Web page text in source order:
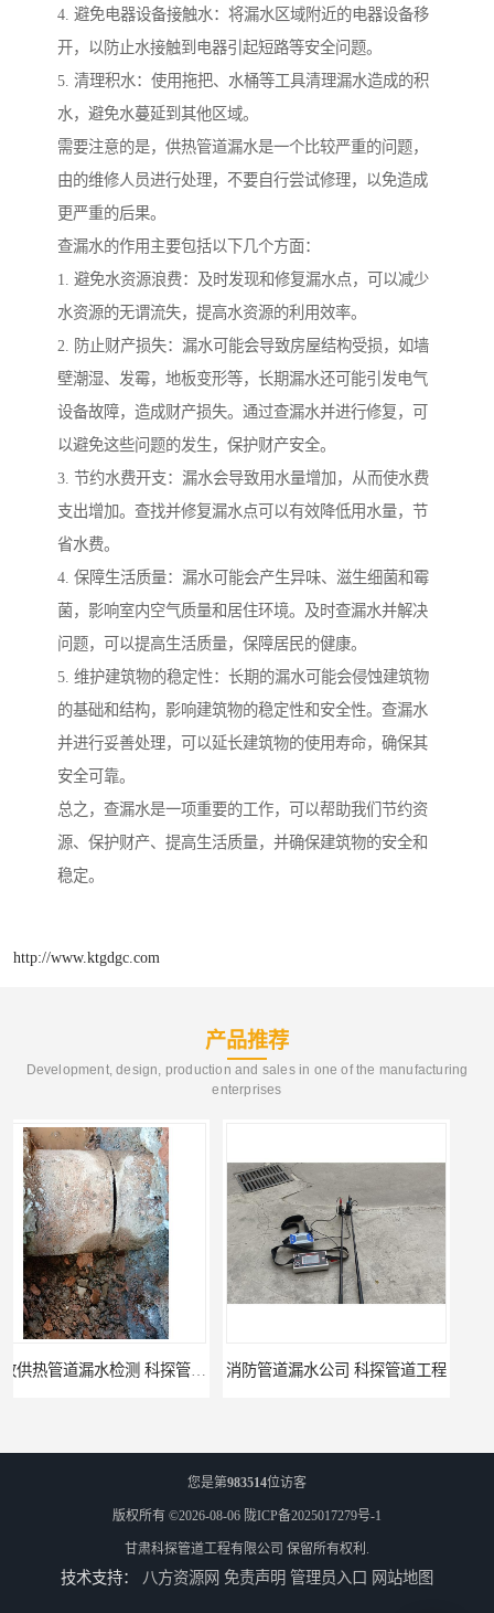
4. 避免电器设备接触水：将漏水区域附近的电器设备移
开，以防止水接触到电器引起短路等安全问题。
5. 清理积水：使用拖把、水桶等工具清理漏水造成的积
水，避免水蔓延到其他区域。
需要注意的是，供热管道漏水是一个比较严重的问题，
由的维修人员进行处理，不要自行尝试修理，以免造成
更严重的后果。
查漏水的作用主要包括以下几个方面：
1. 避免水资源浪费：及时发现和修复漏水点，可以减少
水资源的无谓流失，提高水资源的利用效率。
2. 防止财产损失：漏水可能会导致房屋结构受损，如墙
壁潮湿、发霉，地板变形等，长期漏水还可能引发电气
设备故障，造成财产损失。通过查漏水并进行修复，可
以避免这些问题的发生，保护财产安全。
3. 节约水费开支：漏水会导致用水量增加，从而使水费
支出增加。查找并修复漏水点可以有效降低用水量，节
省水费。
4. 保障生活质量：漏水可能会产生异味、滋生细菌和霉
菌，影响室内空气质量和居住环境。及时查漏水并解决
问题，可以提高生活质量，保障居民的健康。
5. 维护建筑物的稳定性：长期的漏水可能会侵蚀建筑物
的基础和结构，影响建筑物的稳定性和安全性。查漏水
并进行妥善处理，可以延长建筑物的使用寿命，确保其
安全可靠。
总之，查漏水是一项重要的工作，可以帮助我们节约资
源、保护财产、提高生活质量，并确保建筑物的安全和
稳定。
http://www.ktgdgc.com
产品推荐
Development, design, production and sales in one of the manufacturing
enterprises
消防管道漏水公司 科探管道工程 公司查漏水电话 科探管道工程
您是第983514位访客
版权所有 ©2026-08-06 陇ICP备2025017279号-1
甘肃科探管道工程有限公司 保留所有权利.
技术支持： 八方资源网 免责声明 管理员入口 网站地图